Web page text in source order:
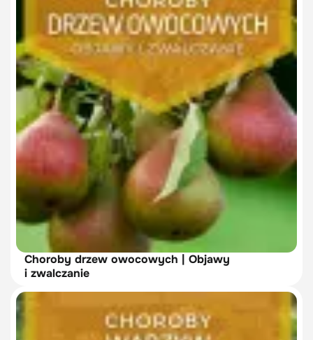
Choroby drzew owocowych | Objawy
i zwalczanie